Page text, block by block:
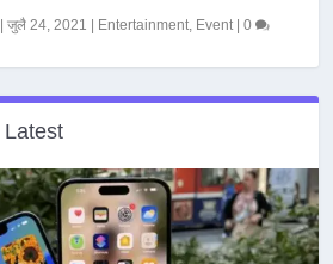
|जुलै 24, 2021 Entertainment, Event|0
Latest